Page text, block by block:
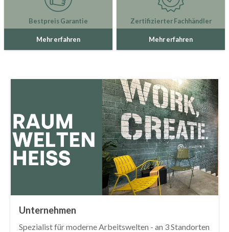
Bestpreis Garantie
Mehr erfahren
Zertifizierter Fachhändler
Mehr erfahren
Unternehmen
Spezialist für moderne Arbeitswelten - an 3 Standorten